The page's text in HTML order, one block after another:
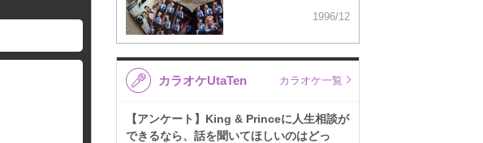
1996/12
カラオケUtaTen カラオケ一覧
【アンケート】King & Princeに人生相談が
できるなら、話を聞いてほしいのはどっ